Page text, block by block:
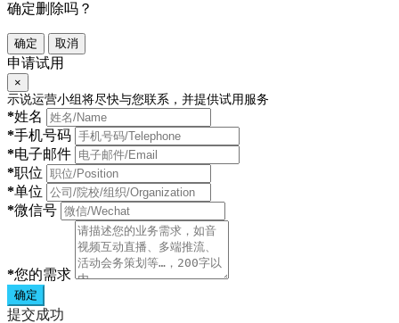
确定删除吗？
确定 取消
申请试用
×
示说运营小组将尽快与您联系，并提供试用服务
*姓名
*手机号码
*电子邮件
*职位
*单位
*微信号
*您的需求
确定
提交成功